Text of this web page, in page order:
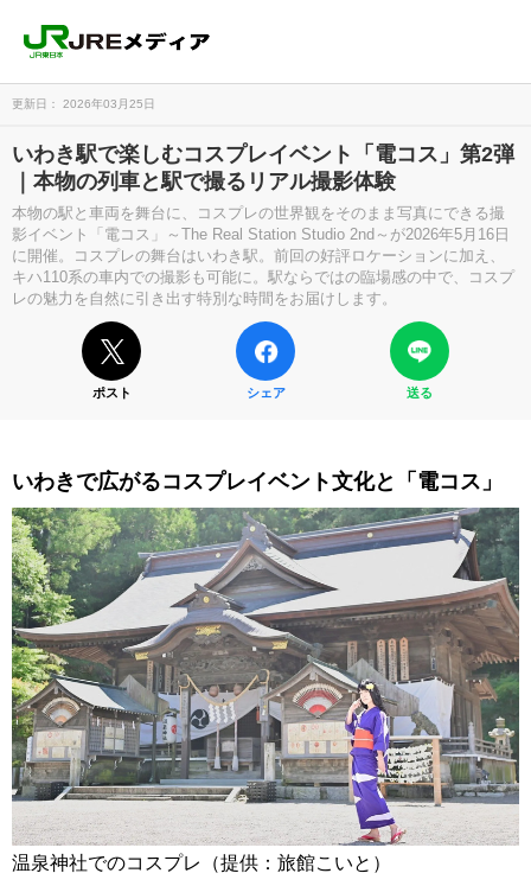
更新日： 2026年03月25日
いわき駅で楽しむコスプレイベント「電コス」第2弾
｜本物の列車と駅で撮るリアル撮影体験
本物の駅と車両を舞台に、コスプレの世界観をそのまま写真にできる撮
影イベント「電コス」～The Real Station Studio 2nd～が2026年5月16日
に開催。コスプレの舞台はいわき駅。前回の好評ロケーションに加え、
キハ110系の車内での撮影も可能に。駅ならではの臨場感の中で、コスプ
レの魅力を自然に引き出す特別な時間をお届けします。
ポスト シェア 送る
いわきで広がるコスプレイベント文化と「電コス」
温泉神社でのコスプレ（提供：旅館こいと）